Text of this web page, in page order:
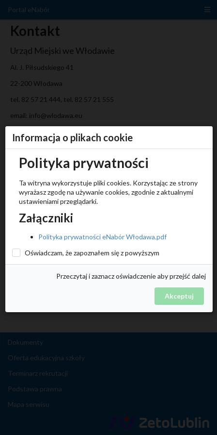
Portal eNabór
Kontakt
Urząd Miejski we Włodawie
Al. J. Piłsudskiego 41
22-200 Włodawa
tel. 82 57 21 444, tel. 82 57 21 555
email: info@wlodawa.eu
Dokumenty
Oferta edukacyjna szkoły
Terminarz rekrutacji
Podstawa prawna
Mapa serwisu
Informacja o plikach cookie
Polityka prywatności
Ta witryna wykorzystuje pliki cookies. Korzystając ze strony
wyrażasz zgodę na używanie cookies, zgodnie z aktualnymi
ustawieniami przeglądarki.
Załączniki
Polityka prywatności eNabór Włodawa.pdf
Oświadczam, że zapoznałem się z powyższym
Przeczytaj i zaznacz oświadczenie aby przejść dalej
Akceptuj